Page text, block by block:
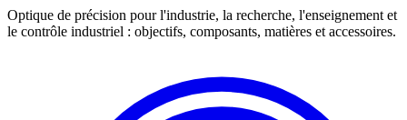
Optique de précision pour l'industrie, la recherche, l'enseignement et
le contrôle industriel : objectifs, composants, matières et accessoires.